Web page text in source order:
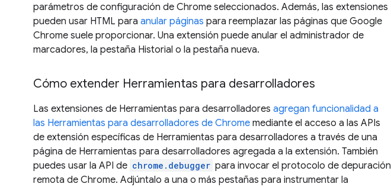
parámetros de configuración de Chrome seleccionados. Además, las extensiones
pueden usar HTML para anular páginas para reemplazar las páginas que Google
Chrome suele proporcionar. Una extensión puede anular el administrador de
marcadores, la pestaña Historial o la pestaña nueva.
Cómo extender Herramientas para desarrolladores
Las extensiones de Herramientas para desarrolladores agregan funcionalidad a
las Herramientas para desarrolladores de Chrome mediante el acceso a las APIs
de extensión específicas de Herramientas para desarrolladores a través de una
página de Herramientas para desarrolladores agregada a la extensión. También
puedes usar la API de chrome.debugger para invocar el protocolo de depuración
remota de Chrome. Adjúntalo a una o más pestañas para instrumentar la